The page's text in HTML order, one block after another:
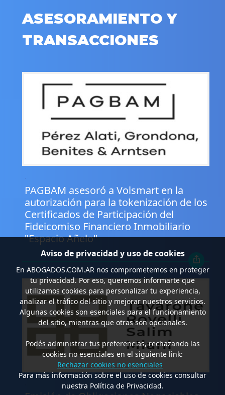
ASESORAMIENTO Y
TRANSACCIONES
PAGBAM asesoró a Volsmart en la
autorización para la tokenización de los
Certificados de Participación del
Fideicomiso Financiero Inmobiliario
"Espacio Añelo"
Aviso de privacidad y uso de cookies
En ABOGADOS.COM.ARnos comprometemos en proteger
tu privacidad. Por eso, queremos informarte que
utilizamos cookies para personalizar tu experiencia,
analizar el tráfico del sitio y mejorar nuestros servicios.
Algunas cookies son esenciales para el funcionamiento
del sitio, mientras que otras son opcionales.
Podés administrar tus preferencias, rechazando las
cookies no esenciales en el siguiente link:
Rechazar cookies no esenciales
Para más información sobre el uso de cookies consultar
nuestra Política de Privacidad.